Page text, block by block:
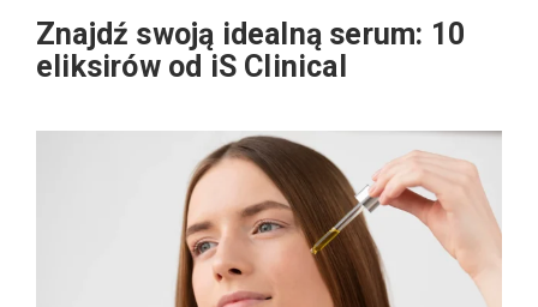
Znajdź swoją idealną serum: 10
eliksirów od iS Clinical